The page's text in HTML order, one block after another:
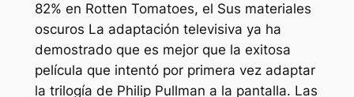
82% en Rotten Tomatoes, el Sus materiales
oscuros La adaptación televisiva ya ha
demostrado que es mejor que la exitosa
película que intentó por primera vez adaptar
la trilogía de Philip Pullman a la pantalla. Las